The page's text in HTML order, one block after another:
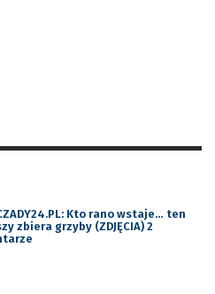
Kto rano wstaje… ten
zbiera grzyby (ZDJĘCIA) 2